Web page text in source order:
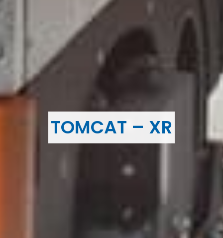
TOMCAT – XR